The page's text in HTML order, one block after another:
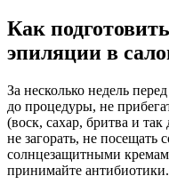
Как
эпиляции в
За несколько недель
до процедуры, не
(воск, сахар, бритва и
не загорать, не посещать
солнцезащитными
принимайте антибиотики.